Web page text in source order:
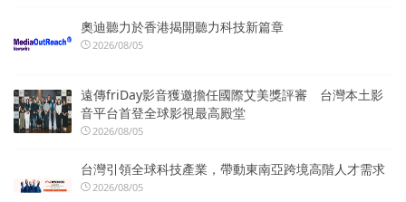
奧迪聽力於香港揭開聽力科技新篇章
2026/08/05
遠傳friDay影音獲邀擔任國際艾美獎評審 台灣本土影
音平台首登全球影視最高殿堂
2026/08/05
台灣引領全球科技產業，帶動東南亞跨境高階人才需求
2026/08/05